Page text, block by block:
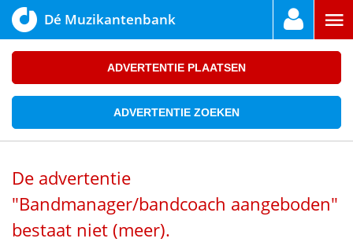
Dé Muzikantenbank
ADVERTENTIE PLAATSEN
ADVERTENTIE ZOEKEN
De advertentie
"Bandmanager/bandcoach aangeboden"
bestaat niet (meer).